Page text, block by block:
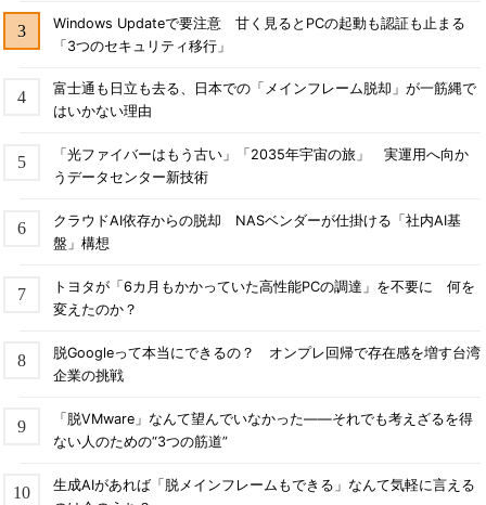
Windows Updateで要注意 甘く見るとPCの起動も認証も止まる
「3つのセキュリティ移行」
富士通も日立も去る、日本での「メインフレーム脱却」が一筋縄で
はいかない理由
「光ファイバーはもう古い」「2035年宇宙の旅」 実運用へ向か
うデータセンター新技術
クラウドAI依存からの脱却 NASベンダーが仕掛ける「社内AI基
盤」構想
トヨタが「6カ月もかかっていた高性能PCの調達」を不要に 何を
変えたのか？
脱Googleって本当にできるの？ オンプレ回帰で存在感を増す台湾
企業の挑戦
「脱VMware」なんて望んでいなかった――それでも考えざるを得
ない人のための“3つの筋道”
生成AIがあれば「脱メインフレームもできる」なんて気軽に言える